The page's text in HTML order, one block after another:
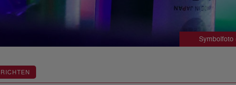
Symbolfoto